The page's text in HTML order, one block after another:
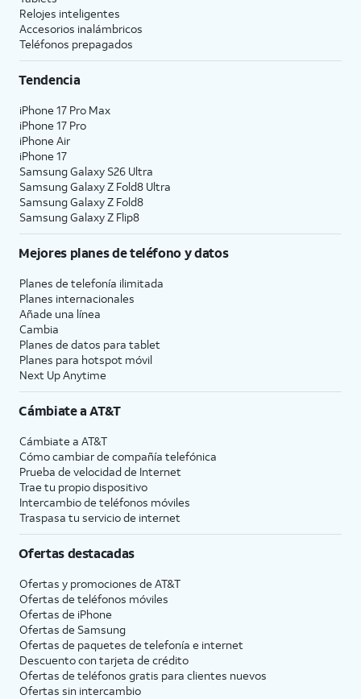
Relojes inteligentes
Accesorios inalámbricos
Teléfonos prepagados
Tendencia
iPhone 17 Pro Max
iPhone 17 Pro
iPhone Air
iPhone 17
Samsung Galaxy S26 Ultra
Samsung Galaxy Z Fold8 Ultra
Samsung Galaxy Z Fold8
Samsung Galaxy Z Flip8
Mejores planes de teléfono y datos
Planes de telefonía ilimitada
Planes internacionales
Añade una línea
Cambia
Planes de datos para tablet
Planes para hotspot móvil
Next Up Anytime
Cámbiate aAT&T
Cámbiate a AT&T
Cómo cambiar de compañía telefónica
Prueba de velocidad de Internet
Trae tu propio dispositivo
Intercambio de teléfonos móviles
Traspasa tu servicio de internet
Ofertas destacadas
Ofertas y promociones de AT&T
Ofertas de teléfonos móviles
Ofertas de iPhone
Ofertas de Samsung
Ofertas de paquetes de telefonía e internet
Descuento con tarjeta de crédito
Ofertas de teléfonos gratis para clientes nuevos
Ofertas sin intercambio